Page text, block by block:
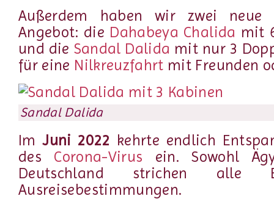
Außerdem haben wir zwei neue
Angebot: die Dahabeya Chalida mit
und die Sandal Dalida mit nur 3
für eine Nilkreuzfahrt mit Freunden
Sandal Dalida
ImJuni 2022 kehrte endlich
des Corona-Virus ein. Sowohl
Deutschland strichen alle
Ausreisebestimmungen.